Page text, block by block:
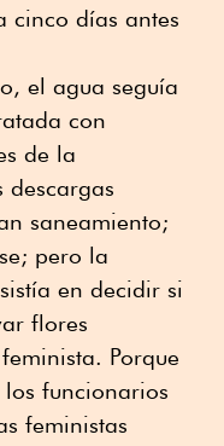
cinco días antes
el agua seguía
con
de la
descargas
saneamiento;
pero la
en decidir si
flores
Porque
funcionarios
feministas